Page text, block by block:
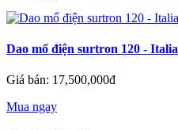
Dao mổ điện surtron 120 - Italia
Giá bán: 17,500,000đ
Mua ngay